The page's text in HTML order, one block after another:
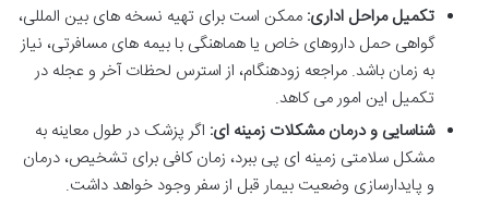
تکمیل مراحل اداری: ممکن است برای تهیه نسخه های بین المللی،
گواهی حمل داروهای خاص یا هماهنگی با بیمه های مسافرتی، نیاز
به زمان باشد. مراجعه زودهنگام، از استرس لحظات آخر و عجله در
تکمیل این امور می کاهد.
شناسایی و درمان مشکلات زمینه ای: اگر پزشک در طول معاینه به
مشکل سلامتی زمینه ای پی ببرد، زمان کافی برای تشخیص، درمان
و پایدارسازی وضعیت بیمار قبل از سفر وجود خواهد داشت.